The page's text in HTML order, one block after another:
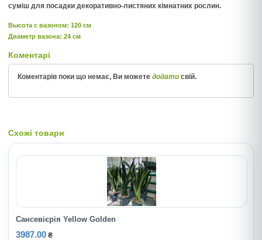
суміш для посадки декоративно-листяних кімнатних рослин.
Высота c вазоном: 120 см
Диаметр вазона: 24 см
Коментарі
Коментарів поки що немає, Ви можете додати свій.
Схожі товари
Сансевієрія Yellow Golden
3987.00 ₴